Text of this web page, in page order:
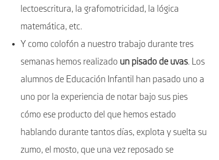
lectoescritura, la grafomotricidad, la lógica
matemática, etc.
Y como colofón a nuestro trabajo durante tres
semanas hemos realizado un pisado de uvas. Los
alumnos de Educación Infantil han pasado uno a
uno por la experiencia de notar bajo sus pies
cómo ese producto del que hemos estado
hablando durante tantos días, explota y suelta su
zumo, el mosto, que una vez reposado se